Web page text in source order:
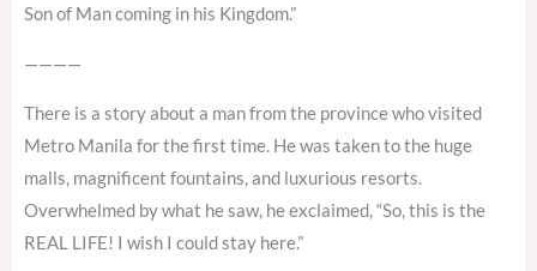
Son of Man coming in his Kingdom.”
————
There is a story about a man from the province who visited
Metro Manila for the first time. He was taken to the huge
malls, magnificent fountains, and luxurious resorts.
Overwhelmed by what he saw, he exclaimed, “So, this is the
REAL LIFE! I wish I could stay here.”